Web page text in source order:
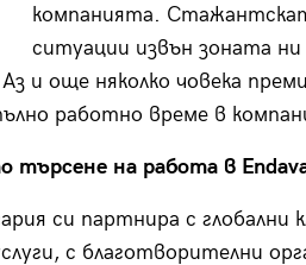
компанията.
ситуации извън зоната
и още няколко човека
работно време в
търсене на работа в
си партнира с глобални
с благотворителни